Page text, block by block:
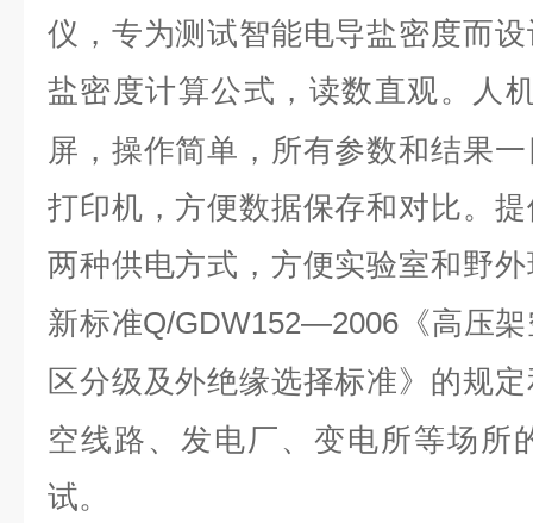
仪，专为测试智能电导盐密度而
盐密度计算公式，读数直观。人
屏，操作简单，所有参数和结果
打印机，方便数据保存和对比。
两种供电方式，方便实验室和野
新标准Q/GDW152—2006 《高压
区分级及外绝缘选择标准》 的规
空线路、发电厂、变电所等场所
试。